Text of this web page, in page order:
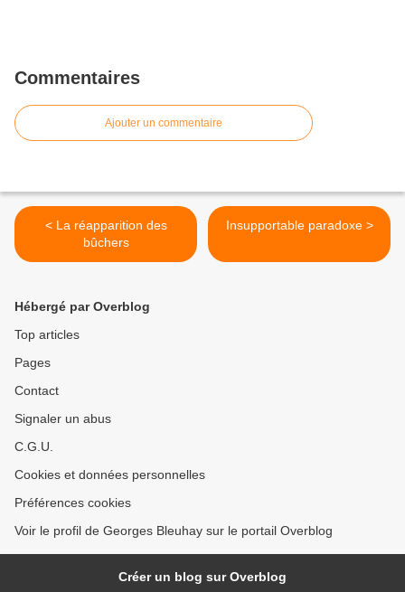
Commentaires
Ajouter un commentaire
< La réapparition des
bûchers
Insupportable paradoxe >
Hébergé par Overblog
Top articles
Pages
Contact
Signaler un abus
C.G.U.
Cookies et données personnelles
Préférences cookies
Voir le profil de Georges Bleuhay sur le portail Overblog
Créer un blog sur Overblog